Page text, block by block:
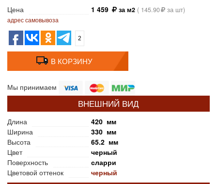
Цена
1 459 за м2 ( 145.90 за шт)
адрес самовывоза
2
В КОРЗИНУ
Мы принимаем
ВНЕШНИЙ ВИД
Длина
420 мм
Ширина
330 мм
Высота
65.2 мм
Цвет
черный
Поверхность
сларри
Цветовой оттенок
черный